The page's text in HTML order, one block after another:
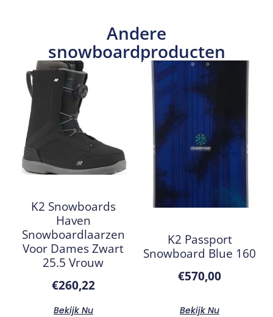
Andere
snowboardproducten
K2 Snowboards
Haven
Snowboardlaarzen
Voor Dames Zwart
25.5 Vrouw
€260,22
Bekijk Nu
K2 Passport
Snowboard Blue 160
€570,00
Bekijk Nu